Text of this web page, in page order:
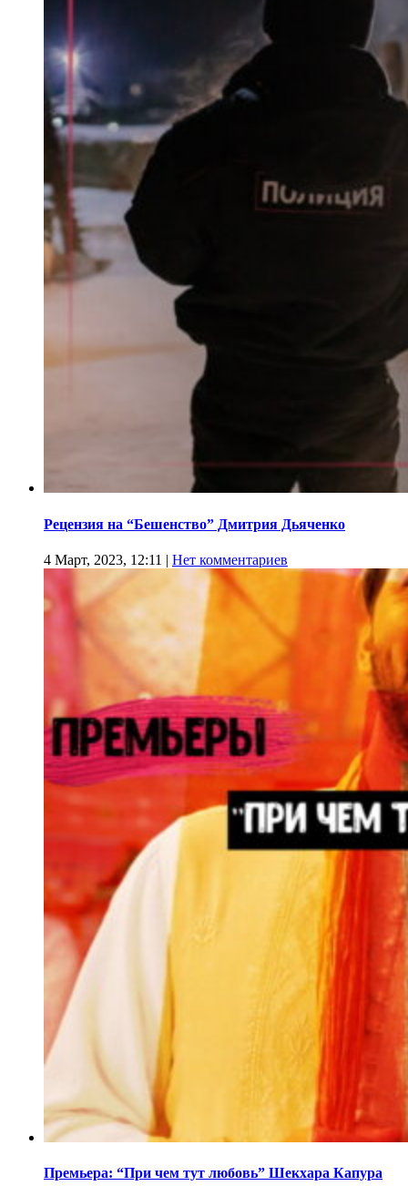
Рецензия на “Бешенство” Дмитрия Дьяченко
4 Март, 2023, 12:11 | Нет комментариев
Премьера: “При чем тут любовь” Шекхара Капура